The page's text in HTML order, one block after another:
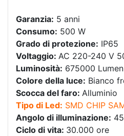
Garanzia: 5 anni
Consumo: 500 W
Grado di protezione: IP65
Voltaggio: AC 220-240 V
Luminosità: 675000 Lumen
Colore della luce: Bianco
Scocca del faro: Alluminio
Tipo di Led: SMD CHIP
Angolo di illuminazione:
Ciclo di vita: 30.000 ore